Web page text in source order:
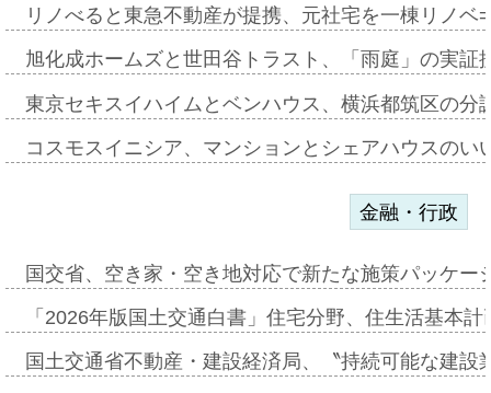
リノべると東急不動産が提携、元社宅を一棟リノ
旭化成ホームズと世田谷トラスト、「雨庭」の実
東京セキスイハイムとベンハウス、横浜都筑区の
コスモスイニシア、マンションとシェアハウスの
金融・行政
国交省、空き家・空き地対応で新たな施策パッケ
「2026年版国土交通白書」住宅分野、住生活基本
国土交通省不動産・建設経済局、〝持続可能な建